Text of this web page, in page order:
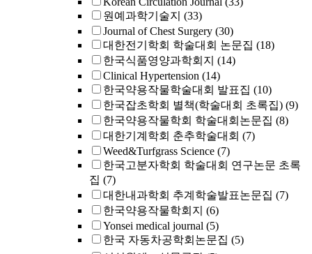
원예과학기술지 (33)
Journal of Chest Surgery (30)
대한전기학회 학술대회 논문집 (18)
한국식품영양과학회지 (14)
Clinical Hypertension (14)
한국약용작물학술대회 발표집 (10)
한국잡초학회 별책(학술대회 초록집) (9)
한국약용작물학회 학술대회논문집 (8)
대한기계학회 춘추학술대회 (7)
Weed&Turfgrass Science (7)
한국고분자학회 학술대회 연구논문 초록
집 (7)
대한내과학회 추계학술발표논문집 (7)
한국약용작물학회지 (6)
Yonsei medical journal (5)
한국 자동차공학회논문집 (5)